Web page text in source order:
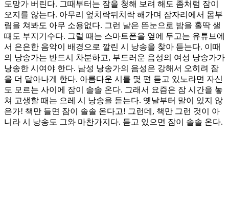
도망가 버린다. 그때부터는 잠을 청해 보려 해도 좀처럼 잠이
오지를 않는다. 아무리 엎치락뒤치락 해가며 잠자리에서 몸부
림을 쳐봐도 아무 소용없다. 그런 날은 뜬눈으로 밤을 홀딱 샐
때도 부지기수다. 그럴 때는 스마트폰을 옆에 두고는 유튜브에
서 은은한 음악이 배경으로 깔린 시 낭송을 찾아 듣는다. 이때
의 낭송가는 반드시 차분하고, 부드러운 음성의 여성 낭송가가
낭송한 시여야 한다. 남성 낭송가의 음성은 강해서 오히려 잠
을 더 달아나게 한다. 아름다운 시를 몇 편 듣고 있노라면 자신
도 모르는 사이에 잠이 솔솔 온다. 그래서 요즘은 잠 시간을 놓
쳐 고생할 때는 으레 시 낭송을 듣는다. 옛날부터 말이 있지 않
은가! 책만 들면 잠이 솔솔 온다고! 그런데, 책만 그런 것이 아
니라 시 낭송도 그와 마찬가지다. 듣고 있으면 잠이 솔솔 온다.